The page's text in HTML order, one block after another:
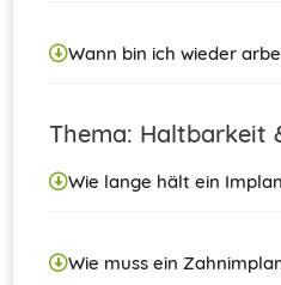
Wann bin ich wieder
Thema: Haltbarkeit
Wie lange hält ein
Wie muss ein